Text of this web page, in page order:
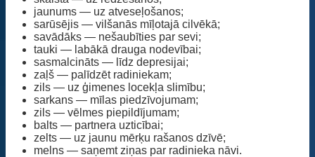
jaunums — uz atveseļošanos;
sarūsējis — vilšanās mīļotajā cilvēkā;
savādāks — nešaubīties par sevi;
tauki — labākā drauga nodevībai;
sasmalcināts — līdz depresijai;
zaļš — palīdzēt radiniekam;
zils — uz ģimenes locekļa slimību;
sarkans — mīlas piedzīvojumam;
zils — vēlmes piepildījumam;
balts — partnera uzticībai;
zelts — uz jaunu mērķu rašanos dzīvē;
melns — saņemt ziņas par radinieka nāvi.